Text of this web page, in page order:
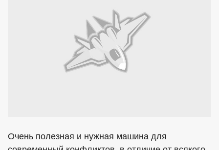
Очень полезная и нужная машина для